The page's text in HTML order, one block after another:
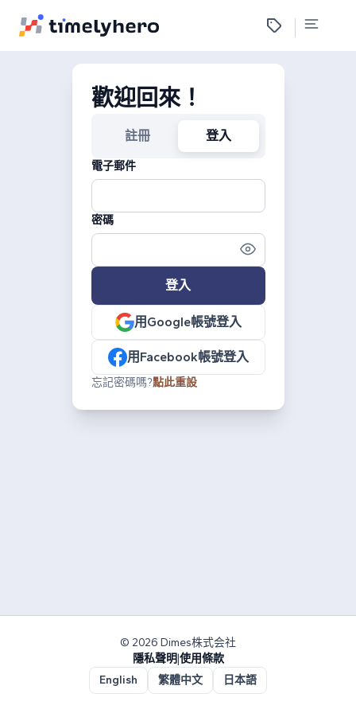
歡迎回來！
註冊 登入
電子郵件
密碼
登入
用Google帳號登入
用Facebook帳號登入
忘記密碼嗎?點此重設
© 2026 Dimes株式会社
隱私聲明|使用條款
English
繁體中文 日本語